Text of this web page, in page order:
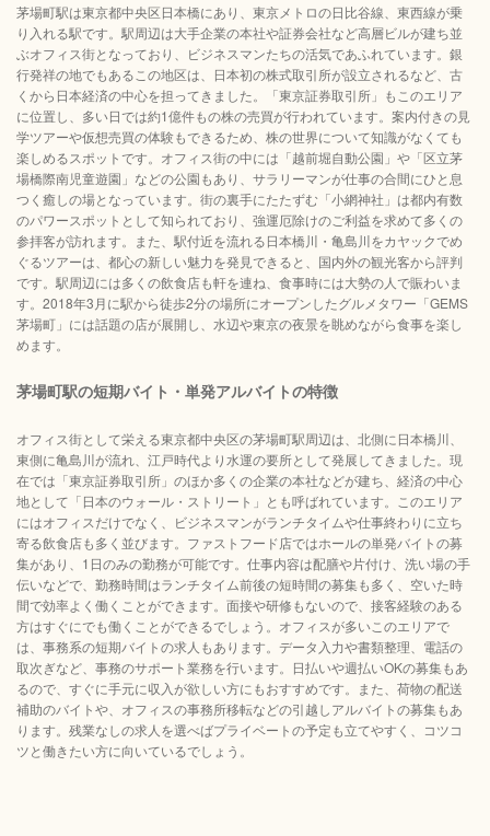
茅場町駅は東京都中央区日本橋にあり、東京メトロの日比谷線、東西線が乗
り入れる駅です。駅周辺は大手企業の本社や証券会社など高層ビルが建ち並
ぶオフィス街となっており、ビジネスマンたちの活気であふれています。銀
行発祥の地でもあるこの地区は、日本初の株式取引所が設立されるなど、古
くから日本経済の中心を担ってきました。「東京証券取引所」もこのエリア
に位置し、多い日では約1億件もの株の売買が行われています。案内付きの見
学ツアーや仮想売買の体験もできるため、株の世界について知識がなくても
楽しめるスポットです。オフィス街の中には「越前堀自動公園」や「区立茅
場橋際南児童遊園」などの公園もあり、サラリーマンが仕事の合間にひと息
つく癒しの場となっています。街の裏手にたたずむ「小網神社」は都内有数
のパワースポットとして知られており、強運厄除けのご利益を求めて多くの
参拝客が訪れます。また、駅付近を流れる日本橋川・亀島川をカヤックでめ
ぐるツアーは、都心の新しい魅力を発見できると、国内外の観光客から評判
です。駅周辺には多くの飲食店も軒を連ね、食事時には大勢の人で賑わいま
す。2018年3月に駅から徒歩2分の場所にオープンしたグルメタワー「GEMS
茅場町」には話題の店が展開し、水辺や東京の夜景を眺めながら食事を楽し
めます。
茅場町駅の短期バイト・単発アルバイトの特徴
オフィス街として栄える東京都中央区の茅場町駅周辺は、北側に日本橋川、
東側に亀島川が流れ、江戸時代より水運の要所として発展してきました。現
在では「東京証券取引所」のほか多くの企業の本社などが建ち、経済の中心
地として「日本のウォール・ストリート」とも呼ばれています。このエリア
にはオフィスだけでなく、ビジネスマンがランチタイムや仕事終わりに立ち
寄る飲食店も多く並びます。ファストフード店ではホールの単発バイトの募
集があり、1日のみの勤務が可能です。仕事内容は配膳や片付け、洗い場の手
伝いなどで、勤務時間はランチタイム前後の短時間の募集も多く、空いた時
間で効率よく働くことができます。面接や研修もないので、接客経験のある
方はすぐにでも働くことができるでしょう。オフィスが多いこのエリアで
は、事務系の短期バイトの求人もあります。データ入力や書類整理、電話の
取次ぎなど、事務のサポート業務を行います。日払いや週払いOKの募集もあ
るので、すぐに手元に収入が欲しい方にもおすすめです。また、荷物の配送
補助のバイトや、オフィスの事務所移転などの引越しアルバイトの募集もあ
ります。残業なしの求人を選べばプライベートの予定も立てやすく、コツコ
ツと働きたい方に向いているでしょう。